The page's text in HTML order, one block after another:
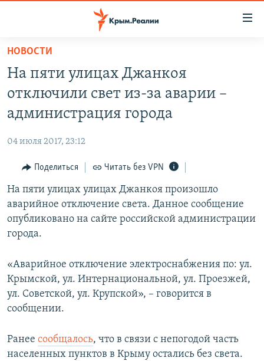
Вернуться
основному
содержанию
главной
Вернутся
поиску
СПЕЦПРОЕКТЫ
11 ЛЕТ ОККУПАЦИИ КРЫМА. 11 ИСТОРИЙ СОПРОТИВЛЕНИЯ
ЕЩЕ
ИНТЕРАКТИВ
ИНФОГРАФИКА
ТЕЛЕПРОЕКТ КРЫМ.РЕАЛИИ
СОВЕТЫ ПРАВОЗАЩИТНИКОВ
ПОБЕДИТЕЛЕЙ НЕ СУДЯТ?
КРЫМ.НЕПОКОРЕННЫЙ
УКРАИНСКАЯ ПРОБЛЕМА КРЫМА
РАДІО СВОБОДА
КАК ОБОЙТИ БЛОКИРОВКУ
Українською
Qırımtatar
ПРИСОЕДИНЯЙТЕСЬ!
Все сайты RFE/RL
НОВОСТИ
На пяти улицах Джанкоя
отключили свет из-за аварии –
администрация города
04 июля 2017, 23:12
Поделиться Читать без VPN
На пяти улицах улицах Джанкоя произошло
аварийное отключение света. Данное сообщение
опубликовано на сайте российской администрации
города.
«Аварийное отключение электроснабжения по: ул.
Крымской, ул. Интернациональной, ул. Проезжей,
ул. Советской, ул. Крупской», – говорится в
сообщении.
Ранее сообщалось, что в связи с непогодой часть
населенных пунктов в Крыму остались без света.